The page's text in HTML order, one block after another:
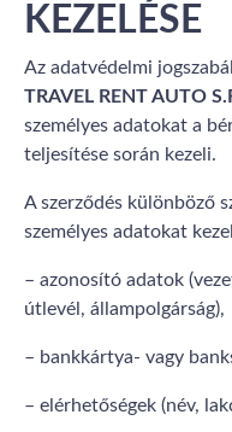
KEZELÉSE
Az adatvédelmi
TRAVEL RENT AUTO
személyes adatokat a
teljesítése során kezeli.
A szerződés különböző
személyes adatokat
– azonosító adatok
útlevél, állampolgárság),
– bankkártya- vagy
– elérhetőségek (név,